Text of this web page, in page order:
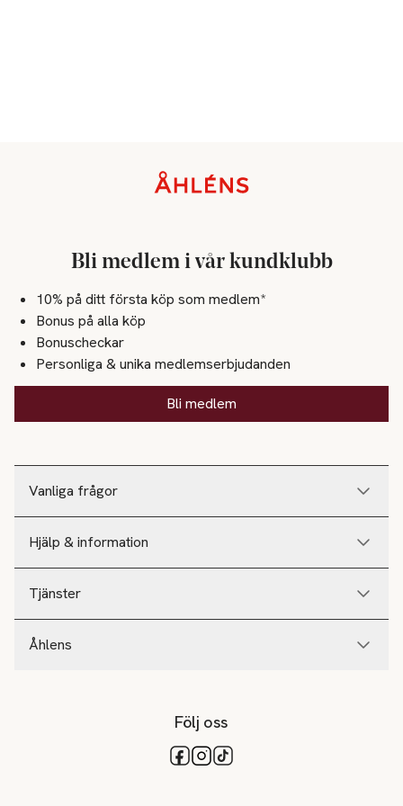
Vanliga frågor
Hjälp & information
Tjänster
Åhlens
Bli medlem i vår kundklubb
10% på ditt första köp som medlem*
Bonus på alla köp
Bonuscheckar
Personliga & unika medlemserbjudanden
Bli medlem
Följ oss